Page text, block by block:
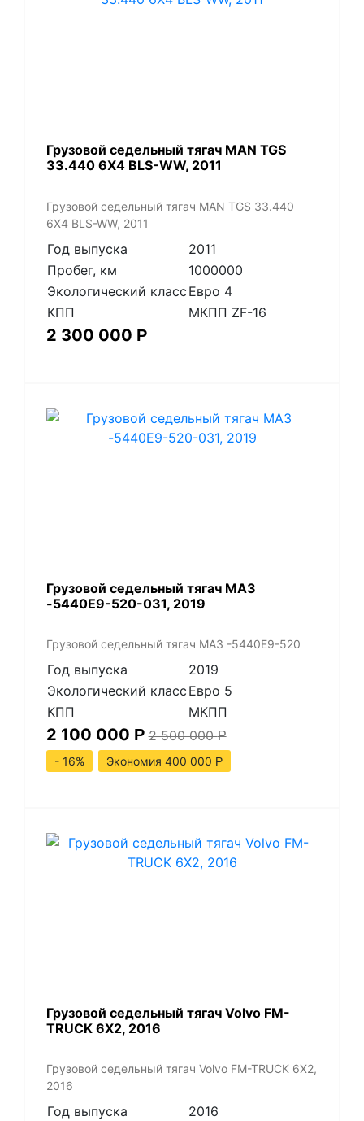
​Грузовой седельный тягач MAN TGS
33.440 6X4 BLS-WW, 2011
​Грузовой седельный тягач MAN TGS 33.440
6X4 BLS-WW, 2011
Год выпуска
2011
Пробег, км
1000000
Экологический класс Евро 4
КПП
МКПП ZF-16
2 300 000 Р
Грузовой седельный тягач МАЗ
-5440Е9-520-031, 2019
Грузовой седельный тягач МАЗ -5440Е9-520
Год выпуска
2019
Экологический класс Евро 5
КПП
МКПП
2 100 000 Р 2 500 000Р
- 16%
Экономия 400 000 Р
​Грузовой седельный тягач Volvo FM-
TRUCK 6X2, 2016
​Грузовой седельный тягач Volvo FM-TRUCK 6X2,
2016
Год выпуска
2016